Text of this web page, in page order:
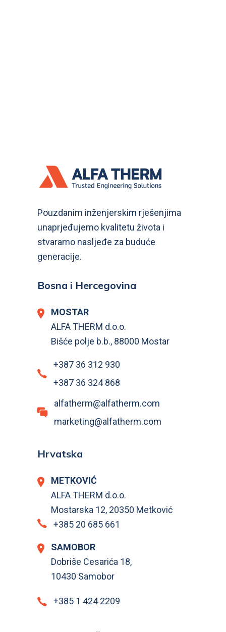
Pouzdanim inženjerskim rješenjima
unaprjeđujemo kvalitetu života i
stvaramo nasljeđe za buduće
generacije.
Bosna i Hercegovina
MOSTAR
ALFA THERM d.o.o.
Bišće polje b.b., 88000 Mostar
+387 36 312 930
+387 36 324 868
alfatherm@alfatherm.com
marketing@alfatherm.com
Hrvatska
METKOVIĆ
ALFA THERM d.o.o.
Mostarska 12, 20350 Metković
+385 20 685 661
SAMOBOR
Dobriše Cesarića 18,
10430 Samobor
+385 1 424 2209